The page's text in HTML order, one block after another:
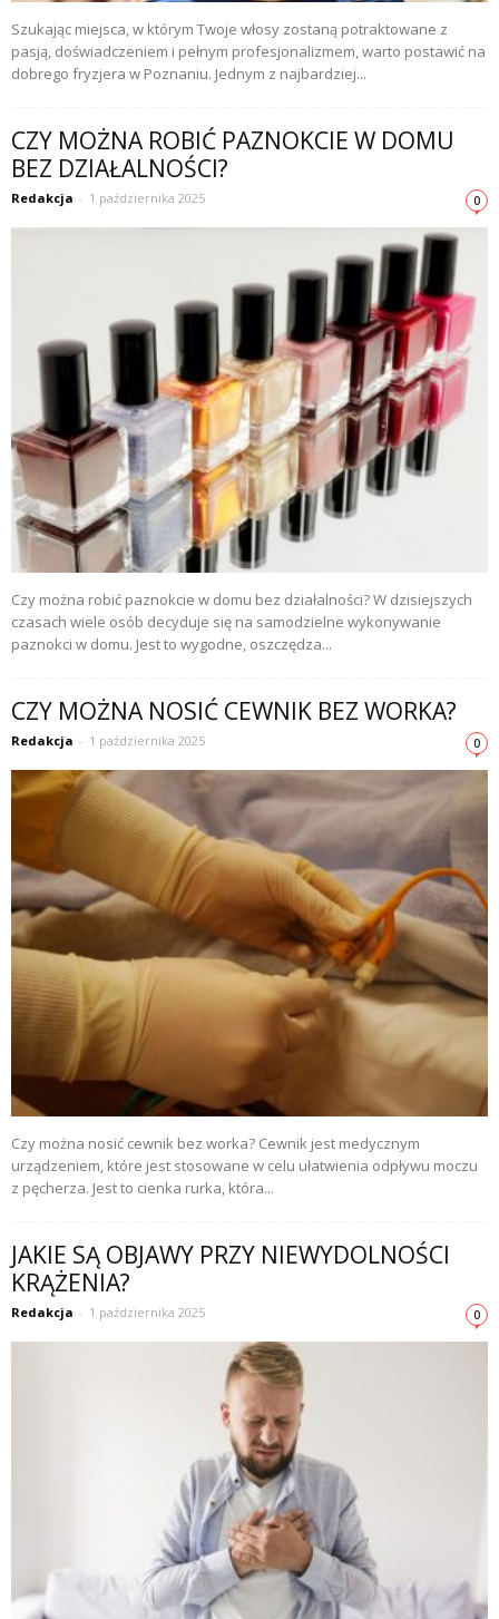
Szukając miejsca, w którym Twoje włosy zostaną potraktowane z
pasją, doświadczeniem i pełnym profesjonalizmem, warto postawić na
dobrego fryzjera w Poznaniu. Jednym z najbardziej...
CZY MOŻNA ROBIĆ PAZNOKCIE W DOMU
BEZ DZIAŁALNOŚCI?
Redakcja - 1 października 2025 0
Czy można robić paznokcie w domu bez działalności? W dzisiejszych
czasach wiele osób decyduje się na samodzielne wykonywanie
paznokci w domu. Jest to wygodne, oszczędza...
CZY MOŻNA NOSIĆ CEWNIK BEZ WORKA?
Redakcja - 1 października 2025 0
Czy można nosić cewnik bez worka? Cewnik jest medycznym
urządzeniem, które jest stosowane w celu ułatwienia odpływu moczu
z pęcherza. Jest to cienka rurka, która...
JAKIE SĄ OBJAWY PRZY NIEWYDOLNOŚCI
KRĄŻENIA?
Redakcja - 1 października 2025 0